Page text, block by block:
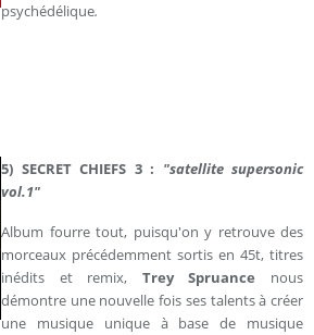
psychédélique.
5) SECRET CHIEFS 3 : "satellite supersonic
vol.1"
Album fourre tout, puisqu'on y retrouve des
morceaux précédemment sortis en 45t, titres
inédits et remix, Trey Spruance nous
démontre une nouvelle fois ses talents à créer
une musique unique à base de musique